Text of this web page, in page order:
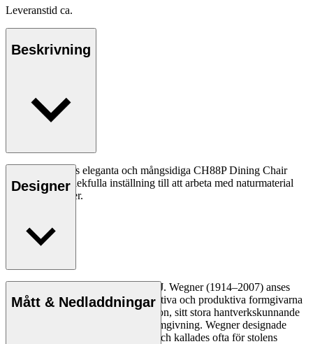
Leveranstid ca.
Beskrivning
Hans J. Wegners eleganta och mångsidiga CH88P Dining Chair
förmedlar hans lekfulla inställning till att arbeta med naturmaterial
och unika former.
Designer
Den danske möbeldesignern Hans J. Wegner (1914–2007) anses
vara en av de mest kreativa, innovativa och produktiva formgivarna
genom tiderna, känd för sin precision, sitt stora hantverkskunnande
och sin kompromisslösa syn på formgivning. Wegner designade
nästan 500 stolar under sin livstid och kallades ofta för stolens
Mått & Nedladdningar